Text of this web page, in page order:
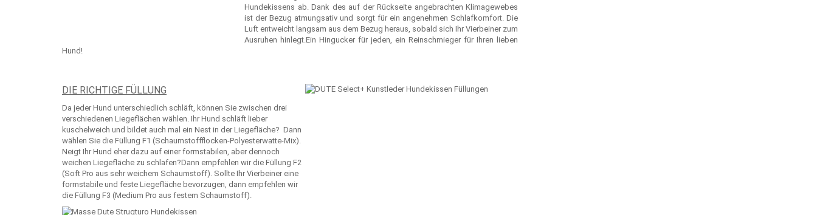
Hundekissens ab. Dank des auf der Rückseite angebrachten Klimagewebes
ist der Bezug atmungsativ und sorgt für ein angenehmen Schlafkomfort. Die
Luft entweicht langsam aus dem Bezug heraus, sobald sich Ihr Vierbeiner zum
Ausruhen hinlegt.Ein Hingucker für jeden, ein Reinschmieger für Ihren lieben
Hund!
DIE RICHTIGE FÜLLUNG
Da jeder Hund unterschiedlich schläft, können Sie zwischen drei
verschiedenen Liegeflächen wählen. Ihr Hund schläft lieber
kuschelweich und bildet auch mal ein Nest in der Liegefläche? Dann
wählen Sie die Füllung F1 (Schaumstoffflocken-Polyesterwatte-Mix).
Neigt Ihr Hund eher dazu auf einer formstabilen, aber dennoch
weichen Liegefläche zu schlafen?Dann empfehlen wir die Füllung F2
(Soft Pro aus sehr weichem Schaumstoff). Sollte Ihr Vierbeiner eine
formstabile und feste Liegefläche bevorzugen, dann empfehlen wir
die Füllung F3 (Medium Pro aus festem Schaumstoff).